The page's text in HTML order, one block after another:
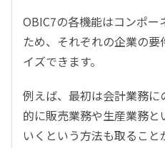
OBIC7の各機能はコンポ
ため、それぞれの企業の
イズできます。
例えば、最初は会計業務
的に販売業務や生産業務
いくという方法も取ること